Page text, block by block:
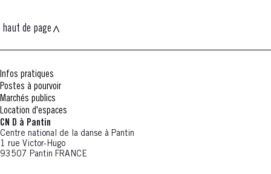
haut de page
Infos pratiques
Postes à pourvoir
Marchés publics
Location d'espaces
CN D à Pantin
Centre national de la danse à Pantin
1 rue Victor-Hugo
93507 Pantin FRANCE